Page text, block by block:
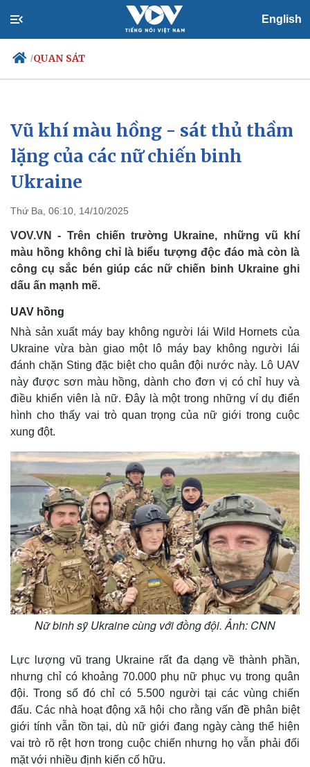
English
/QUAN SÁT
Chính trị
Đảng
Tổ chức nhân sự
Quốc hội
Xã hội
Tin 24h
Dự báo thời tiết
Vũ khí màu hồng - sát thủ thầm
lặng của các nữ chiến binh
Ukraine
Thứ Ba, 06:10, 14/10/2025
VOV.VN - Trên chiến trường Ukraine, những vũ khí
màu hồng không chỉ là biểu tượng độc đáo mà còn là
công cụ sắc bén giúp các nữ chiến binh Ukraine ghi
dấu ấn mạnh mẽ.
UAV hồng
Nhà sản xuất máy bay không người lái Wild Hornets của
Ukraine vừa bàn giao một lô máy bay không người lái
đánh chặn Sting đặc biệt cho quân đội nước này. Lô UAV
này được sơn màu hồng, dành cho đơn vị có chỉ huy và
điều khiển viên là nữ. Đây là một trong những ví dụ điển
hình cho thấy vai trò quan trọng của nữ giới trong cuộc
xung đột.
Nữ binh sỹ Ukraine cùng với đồng đội. Ảnh: CNN
Lực lượng vũ trang Ukraine rất đa dạng về thành phần,
nhưng chỉ có khoảng 70.000 phụ nữ phục vụ trong quân
đội. Trong số đó chỉ có 5.500 người tại các vùng chiến
đấu. Các nhà hoạt động xã hội cho rằng vấn đề phân biệt
giới tính vẫn tồn tại, dù nữ giới đang ngày càng thể hiện
vai trò rõ rệt hơn trong cuộc chiến nhưng họ vẫn phải đối
mặt với nhiều định kiến cố hữu.